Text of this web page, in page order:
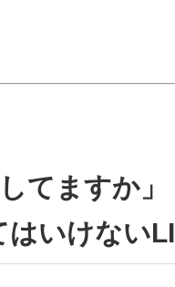
てますか」
はいけない